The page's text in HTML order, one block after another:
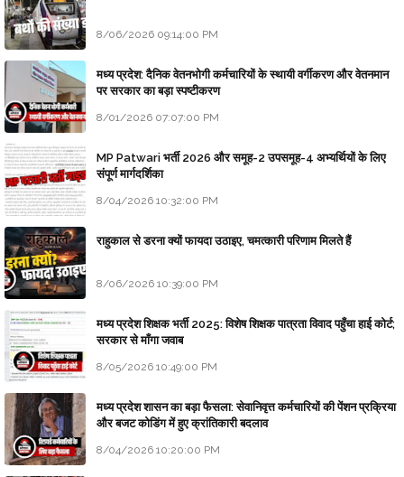
8/06/2026 09:14:00 PM
मध्य प्रदेश: दैनिक वेतनभोगी कर्मचारियों के स्थायी वर्गीकरण और वेतनमान
पर सरकार का बड़ा स्पष्टीकरण
8/01/2026 07:07:00 PM
MP Patwari भर्ती 2026 और समूह-2 उपसमूह-4 अभ्यर्थियों के लिए
संपूर्ण मार्गदर्शिका
8/04/2026 10:32:00 PM
राहुकाल से डरना क्यों फायदा उठाइए, चमत्कारी परिणाम मिलते हैं
8/06/2026 10:39:00 PM
मध्य प्रदेश शिक्षक भर्ती 2025: विशेष शिक्षक पात्रता विवाद पहुँचा हाई कोर्ट;
सरकार से माँगा जवाब
8/05/2026 10:49:00 PM
मध्य प्रदेश शासन का बड़ा फैसला: सेवानिवृत्त कर्मचारियों की पेंशन प्रक्रिया
और बजट कोडिंग में हुए क्रांतिकारी बदलाव
8/04/2026 10:20:00 PM